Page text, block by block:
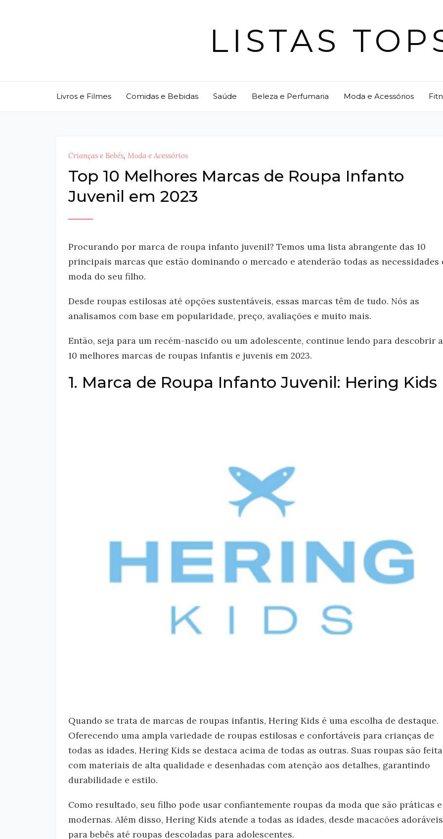
LISTAS
Livros e Filmes Comidas e Bebidas Saúde Beleza e Perfumaria Moda e Acessórios
Crianças e Bebês, Moda e Acessórios
Top 10 Melhores Marcas de Roupa Infanto
Juvenil em 2023
Procurando por marca de roupa infanto juvenil? Temos uma lista abrangente das 10
principais marcas que estão dominando o mercado e atenderão todas as necessidades
moda do seu filho.
Desde roupas estilosas até opções sustentáveis, essas marcas têm de tudo. Nós as
analisamos com base em popularidade, preço, avaliações e muito mais.
Então, seja para um recém-nascido ou um adolescente, continue lendo para descobrir
10 melhores marcas de roupas infantis e juvenis em 2023.
1. Marca de Roupa Infanto Juvenil: Hering Kids
Quando se trata de marcas de roupas infantis, Hering Kids é uma escolha de destaque.
Oferecendo uma ampla variedade de roupas estilosas e confortáveis para crianças de
todas as idades, Hering Kids se destaca acima de todas as outras. Suas roupas são
com materiais de alta qualidade e desenhadas com atenção aos detalhes, garantindo
durabilidade e estilo.
Como resultado, seu filho pode usar confiantemente roupas da moda que são práticas e
modernas. Além disso, Hering Kids atende a todas as idades, desde macacões adoráveis
para bebês até roupas descoladas para adolescentes.